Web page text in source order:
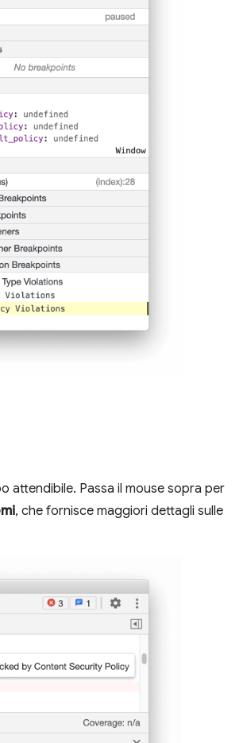
attendibile. Passa il mouse sopra per
, che fornisce maggiori dettagli sulle